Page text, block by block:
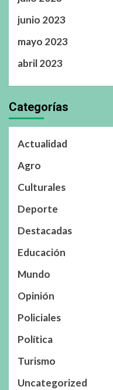
junio 2023
mayo 2023
abril 2023
Categorías
Actualidad
Agro
Culturales
Deporte
Destacadas
Educación
Mundo
Opinión
Policiales
Política
Turismo
Uncategorized